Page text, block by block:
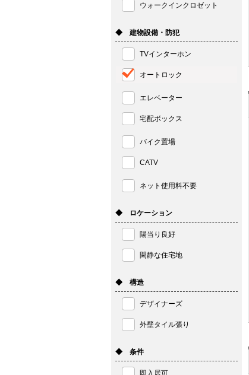
ウォークインクロゼット
◆ 建物設備・防犯
TVインターホン
オートロック
エレベーター
宅配ボックス
バイク置場
CATV
ネット使用料不要
◆ ロケーション
陽当り良好
閑静な住宅地
◆ 構造
デザイナーズ
外壁タイル張り
◆ 条件
即入居可